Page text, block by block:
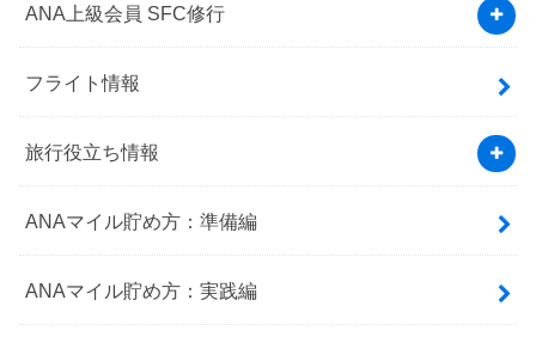
ANA上級会員 SFC修行
フライト情報
旅行役立ち情報
ANAマイル貯め方：準備編
ANAマイル貯め方：実践編